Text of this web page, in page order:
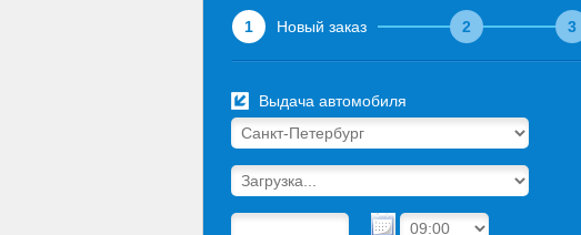
1 Новый заказ 2 3
Выдача автомобиля